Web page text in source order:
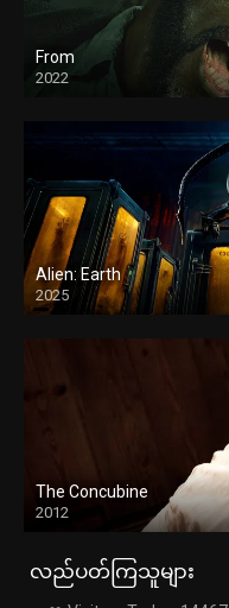
From
2022
Alien: Earth
2025
The Concubine
2012
လည်ပတ်ကြသူများ